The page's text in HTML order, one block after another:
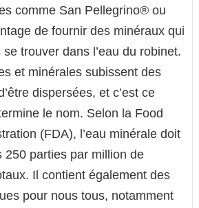
comme San Pellegrino® ou
de fournir des minéraux qui
trouver dans l’eau du robinet.
et minérales subissent des
dispersées, et c’est ce
le nom. Selon la Food
(FDA), l’eau minérale doit
250 parties par million de
Il contient également des
pour nous tous, notamment